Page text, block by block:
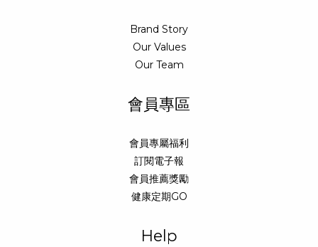
Brand Story
Our Values
Our Team
會員專區
會員專屬福利
訂閱電子報
會員推薦獎勵
健康定期GO
Help